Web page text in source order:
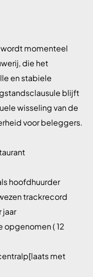
momenteel
die het
en stabiele
blijft
wisseling van de
voor beleggers.
hoofdhuurder
trackrecord
jaar
opgenomen ( 12
met